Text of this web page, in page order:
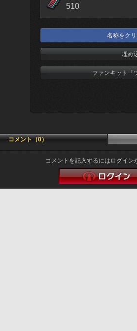
510
名称をク
埋め
ファンキット「
コメント（0）
コメントを記入するにはログイン